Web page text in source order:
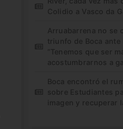
Colidio a Vasco da
Arruabarrena no se
triunfo de Boca ante
“Tenemos que ser
acostumbrarnos a
Boca encontró el
sobre Estudiantes
imagen y recuperar